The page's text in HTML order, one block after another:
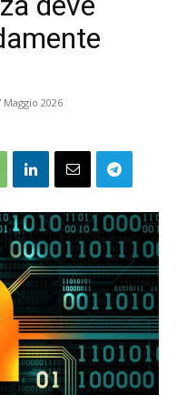
Maggio 2026